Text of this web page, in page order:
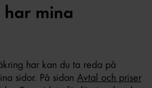
mina
har kan du ta reda på
sidor. På sidan Avtal och priser